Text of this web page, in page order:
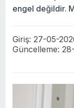
engel değildir.
Giriş: 27-05-
Güncelleme: